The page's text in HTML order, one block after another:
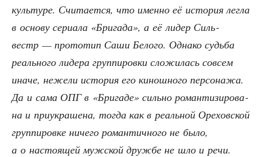
куль­ту­ре. Счи­та­ет­ся, что имен­но её исто­рия лег­ла
в осно­ву сери­а­ла «Бри­га­да», а её лидер Силь­
вестр — про­то­тип Саши Бело­го. Одна­ко судь­ба
реаль­но­го лиде­ра груп­пи­ров­ки сло­жи­лась совсем
ина­че, неже­ли исто­рия его кинош­но­го пер­со­на­жа.
Да и сама ОПГ в «Бри­га­де» силь­но роман­ти­зи­ро­ва­
на и при­укра­ше­на, тогда как в реаль­ной Оре­хов­ской
груп­пи­ров­ке ниче­го роман­тич­но­го не было,
а о насто­я­щей муж­ской друж­бе не шло и речи.